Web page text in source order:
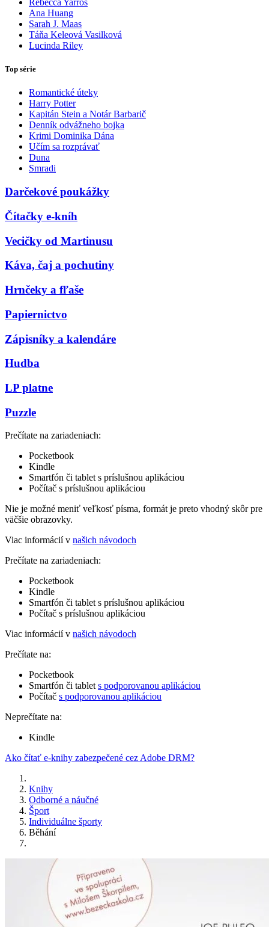
Rebecca Yarros
Ana Huang
Sarah J. Maas
Táňa Keleová Vasilková
Lucinda Riley
Top série
Romantické úteky
Harry Potter
Kapitán Stein a Notár Barbarič
Denník odvážneho bojka
Krimi Dominika Dána
Učím sa rozprávať
Duna
Smradi
Darčekové poukážky
Čítačky e-kníh
Vecičky od Martinusu
Káva, čaj a pochutiny
Hrnčeky a fľaše
Papiernictvo
Zápisníky a kalendáre
Hudba
LP platne
Puzzle
Prečítate na zariadeniach:
Pocketbook
Kindle
Smartfón či tablet s príslušnou aplikáciou
Počítač s príslušnou aplikáciou
Nie je možné meniť veľkosť písma, formát je preto vhodný skôr pre
väčšie obrazovky.
Viac informácií v našich návodoch
Prečítate na zariadeniach:
Pocketbook
Kindle
Smartfón či tablet s príslušnou aplikáciou
Počítač s príslušnou aplikáciou
Viac informácií v našich návodoch
Prečítate na:
Pocketbook
Smartfón či tablet s podporovanou aplikáciou
Počítač s podporovanou aplikáciou
Neprečítate na:
Kindle
Ako čítať e-knihy zabezpečené cez Adobe DRM?
Knihy
Odborné a náučné
Šport
Individuálne športy
Běhání